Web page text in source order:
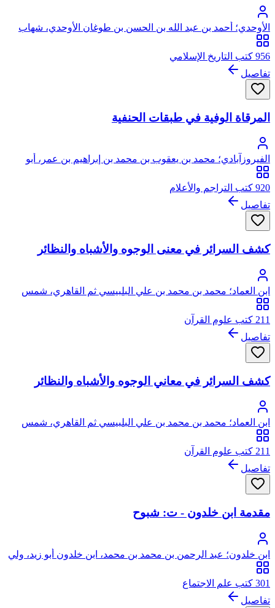
الأوحدي؛ أحمد بن عبد الله بن الحسن بن طوغان الأوحدي، شهاب
الدين
956 كتب التاريخ الإسلامي
تفاصيل
المرقاة الوفية في طبقات الحنفية
الفيروزآبادي؛ محمد بن يعقوب بن محمد بن إبراهيم بن عمر، أبو
طاهر، مجد الدين الشيرازي الفيروزآبادي
920 كتب التراجم والأعلام
تفاصيل
كشف السرائر في معنى الوجوه والأشباه والنظائر
ابن العماد؛ محمد بن محمد بن علي البلبيسي ثم القاهري، شمس
الدين المعروف بابن العماد، وهو لقب جد والده
211 كتب علوم القرآن
تفاصيل
كشف السرائر في معاني الوجوه والأشباه والنظائر
ابن العماد؛ محمد بن محمد بن علي البلبيسي ثم القاهري، شمس
الدين المعروف بابن العماد، وهو لقب جد والده
211 كتب علوم القرآن
تفاصيل
مقدمة ابن خلدون - ت: شبوح
ابن خلدون؛ عبد الرحمن بن محمد بن محمد، ابن خلدون أبو زيد، ولي
الدين الحضرمي الإشبيلي، من ولد وائل بن حجر
301 كتب علم الاجتماع
تفاصيل